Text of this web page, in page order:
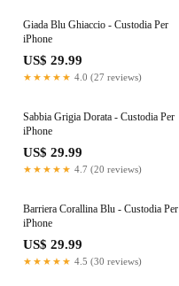
Giada Blu Ghiaccio - Custodia Per
iPhone
US$ 29.99
★★★★★ 4.0 (27 reviews)
Sabbia Grigia Dorata - Custodia Per
iPhone
US$ 29.99
★★★★★ 4.7 (20 reviews)
Barriera Corallina Blu - Custodia Per
iPhone
US$ 29.99
★★★★★ 4.5 (30 reviews)